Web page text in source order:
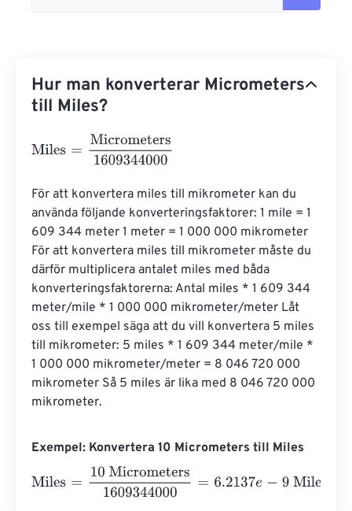
Hur man konverterar Micrometers
till Miles?
Miles Micrometers1609344000
För att konvertera miles till mikrometer kan du
använda följande konverteringsfaktorer: 1 mile = 1
609 344 meter 1 meter = 1 000 000 mikrometer
För att konvertera miles till mikrometer måste du
därför multiplicera antalet miles med båda
konverteringsfaktorerna: Antal miles * 1 609 344
meter/mile * 1 000 000 mikrometer/meter Låt
oss till exempel säga att du vill konvertera 5 miles
till mikrometer: 5 miles * 1 609 344 meter/mile *
1 000 000 mikrometer/meter = 8 046 720 000
mikrometer Så 5 miles är lika med 8 046 720 000
mikrometer.
Exempel: Konvertera 10 Micrometers till Miles
Miles
10 Micrometers1609344000= 6.2137 e- 9 Miles